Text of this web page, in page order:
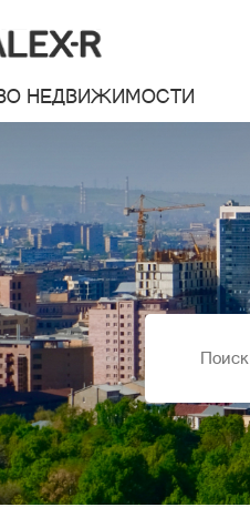
НЕДВИЖИМОСТИ